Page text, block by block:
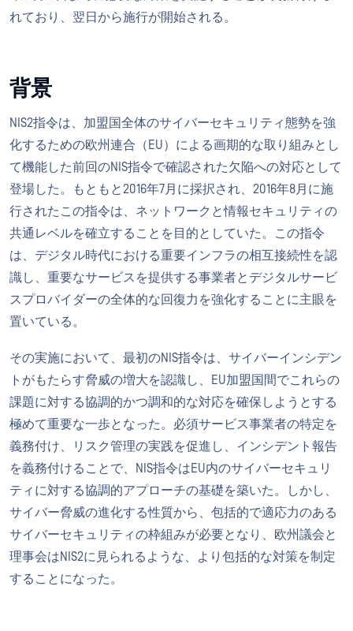
れており、翌日から施行が開始される。
背景
NIS2指令は、加盟国全体のサイバーセキュリティ態勢を強
化するための欧州連合（EU）による画期的な取り組みとし
て機能した前回のNIS指令で確認された欠陥への対応として
登場した。もともと2016年7月に採択され、2016年8月に施
行されたこの指令は、ネットワークと情報セキュリティの
共通レベルを確立することを目的としていた。この指令
は、デジタル時代における重要インフラの相互接続性を認
識し、重要なサービスを提供する事業者とデジタルサービ
スプロバイダーの全体的な回復力を強化することに主眼を
置いている。
その実施において、最初のNIS指令は、サイバーインシデン
トがもたらす脅威の増大を認識し、EU加盟国間でこれらの
課題に対する協調的かつ調和的な対応を確保しようとする
極めて重要な一歩となった。必須サービス事業者の特定を
義務付け、リスク管理の実践を促進し、インシデント報告
を義務付けることで、NIS指令はEU内のサイバーセキュリ
ティに対する協調的アプローチの基礎を築いた。しかし、
サイバー脅威の進化する性質から、包括的で適応力のある
サイバーセキュリティの枠組みが必要となり、欧州議会と
理事会はNIS2に見られるような、より包括的な対策を制定
することになった。